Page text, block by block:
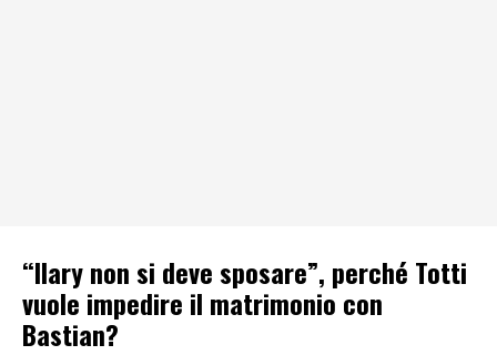
“Ilary non si deve sposare”, perché Totti
vuole impedire il matrimonio con
Bastian?